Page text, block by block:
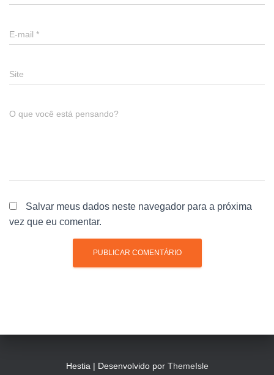
E-mail *
Site
O que você está pensando?
Salvar meus dados neste navegador para a próxima
vez que eu comentar.
Hestia | Desenvolvido por ThemeIsle